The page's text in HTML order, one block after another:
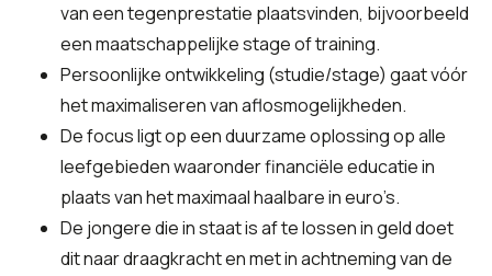
van een tegenprestatie plaatsvinden, bijvoorbeeld
een maatschappelijke stage of training.
Persoonlijke ontwikkeling (studie/stage) gaat vóór
het maximaliseren van aflosmogelijkheden.
De focus ligt op een duurzame oplossing op alle
leefgebieden waaronder financiële educatie in
plaats van het maximaal haalbare in euro’s.
De jongere die in staat is af te lossen in geld doet
dit naar draagkracht en met in achtneming van de